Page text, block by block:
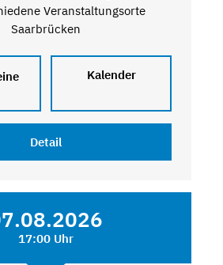
Veranstaltungsorte
Saarbrücken
Kalender
Detail
17:00 Uhr